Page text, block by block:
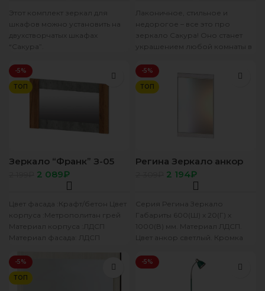
Этот комплект зеркал для
шкафов можно установить на
двухстворчатых шкафах
“Сакура”.
Лаконичное, стильное и
недорогое – все это про
зеркало Сакура! Оно станет
украшением любой комнаты в
можно
-5%
ТОП
Зеркало “Франк” З-05
крафт/бетон
2 089₽
Цвет фасада :Крафт/бетон Цвет
корпуса :Метрополитан грей
Материал корпуса :ЛДСП
Материал фасада: ЛДСП
600 Глубина,
-5%
ТОП
Регина Зеркало анкор
светлый2 194₽
Серия Регина Зеркало
Габариты 600(Ш) х 20(Г) х
1000(В) мм. Материал ЛДСП.
Цвет анкор светлый. Кромка
-5%
ТОП
-5%